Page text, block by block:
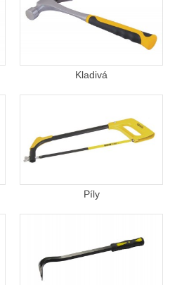
Kladivá
Píly